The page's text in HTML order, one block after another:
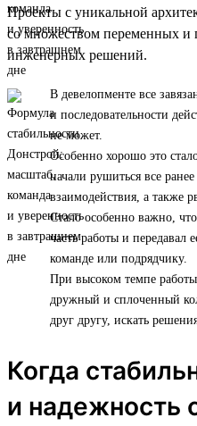
Проекты с уникальной
со множеством переменных и
инженерных решений.
В девелопменте все
и последовательности
не может.
Особенно хорошо это
начали рушиться все
взаимодействия, а также
Стало особенно важно,
часть работы и передавал
команде или подрядчику.
При высоком темпе
дружный и сплоченный
друг другу, искать
Когда
и надежность